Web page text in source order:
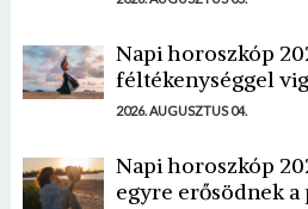
Napi horoszkóp
féltékenységgel
2026. AUGUSZTUS 04.
Napi horoszkóp
egyre erősödnek